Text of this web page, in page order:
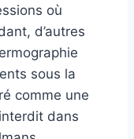
où
d’autres
sous la
comme une
dans